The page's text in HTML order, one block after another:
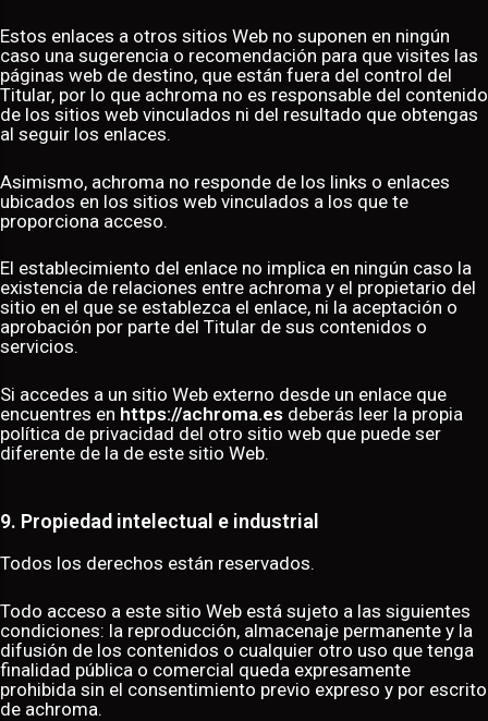
Estos enlaces a otros sitios Web no suponen en ningún
caso una sugerencia o recomendación para que visites las
páginas web de destino, que están fuera del control del
Titular, por lo que achroma no es responsable del contenido
de los sitios web vinculados ni del resultado que obtengas
al seguir los enlaces.
Asimismo, achroma no responde de los links o enlaces
ubicados en los sitios web vinculados a los que te
proporciona acceso.
El establecimiento del enlace no implica en ningún caso la
existencia de relaciones entre achroma y el propietario del
sitio en el que se establezca el enlace, ni la aceptación o
aprobación por parte del Titular de sus contenidos o
servicios.
Si accedes a un sitio Web externo desde un enlace que
encuentres en https://achroma.es deberás leer la propia
política de privacidad del otro sitio web que puede ser
diferente de la de este sitio Web.
9. Propiedad intelectual e industrial
Todos los derechos están reservados.
Todo acceso a este sitio Web está sujeto a las siguientes
condiciones: la reproducción, almacenaje permanente y la
difusión de los contenidos o cualquier otro uso que tenga
finalidad pública o comercial queda expresamente
prohibida sin el consentimiento previo expreso y por escrito
de achroma.